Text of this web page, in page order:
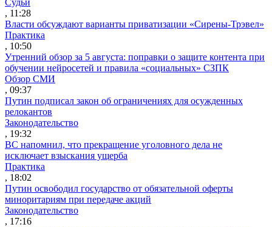
, 11:28
Власти обсуждают варианты приватизации «Сирены-Трэвел»
Практика
, 10:50
Утренний обзор за 5 августа: поправки о защите контента при
обучении нейросетей и правила «социальных» СЗПК
Обзор СМИ
, 09:37
Путин подписал закон об ограничениях для осужденных
релокантов
Законодательство
, 19:32
ВС напомнил, что прекращение уголовного дела не
исключает взыскания ущерба
Практика
, 18:02
Путин освободил государство от обязательной оферты
миноритариям при передаче акций
Законодательство
, 17:16